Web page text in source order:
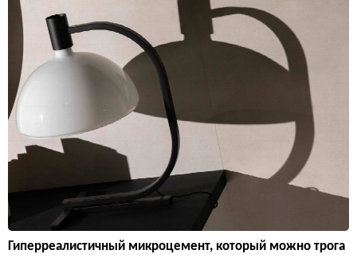
Гиперреалистичный микроцемент, который можно трога